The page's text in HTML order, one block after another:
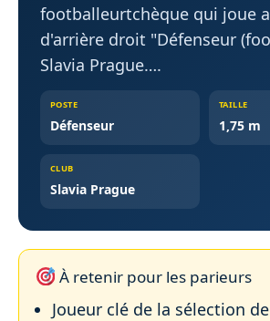
footballeurtchèque qui joue
d'arrière droit "Défenseur
Slavia Prague….
POSTE
Défenseur
TAILLE
1,75 m
CLUB
Slavia Prague
À retenir pour les parieurs
Joueur clé de la sélection